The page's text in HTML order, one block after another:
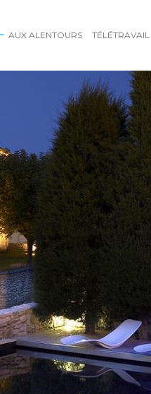
AUX ALENTOURS TÉLÉTRAVAIL